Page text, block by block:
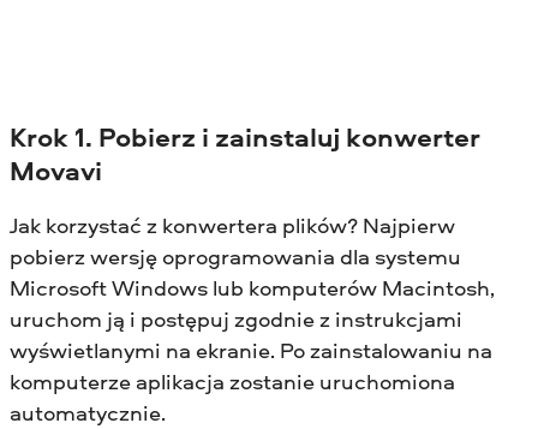
Krok 1. Pobierz i zainstaluj konwerter
Movavi
Jak korzystać z konwertera plików? Najpierw
pobierz wersję oprogramowania dla systemu
Microsoft Windows lub komputerów Macintosh,
uruchom ją i postępuj zgodnie z instrukcjami
wyświetlanymi na ekranie. Po zainstalowaniu na
komputerze aplikacja zostanie uruchomiona
automatycznie.